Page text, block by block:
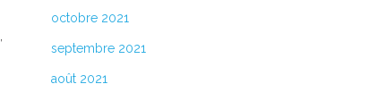
octobre 2021
septembre 2021
août 2021